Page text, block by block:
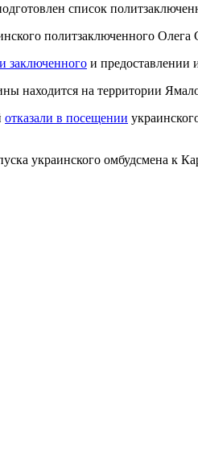
список
политзаключенного Олега
заключенного и предоставлении
находится на территории
отказали в посещении
украинского омбудсмена к